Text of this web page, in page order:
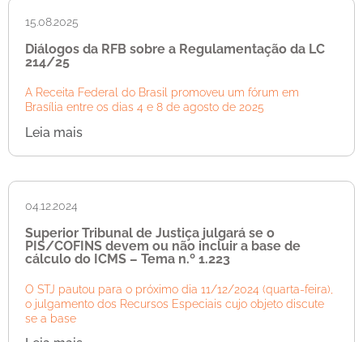
15.08.2025
Diálogos da RFB sobre a Regulamentação da LC
214/25
A Receita Federal do Brasil promoveu um fórum em
Brasília entre os dias 4 e 8 de agosto de 2025
Leia mais
04.12.2024
Superior Tribunal de Justiça julgará se o
PIS/COFINS devem ou não incluir a base de
cálculo do ICMS – Tema n.º 1.223
O STJ pautou para o próximo dia 11/12/2024 (quarta-feira),
o julgamento dos Recursos Especiais cujo objeto discute
se a base